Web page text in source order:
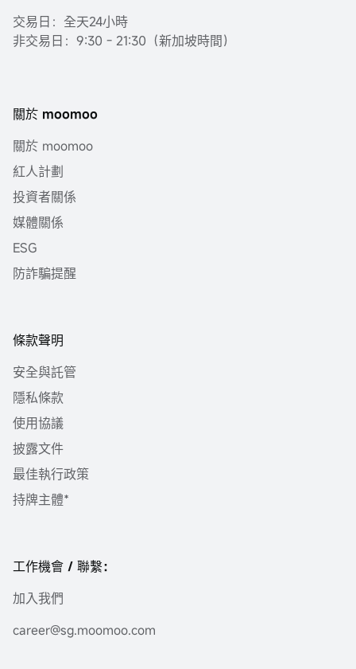
交易日：全天24小時
非交易日：9:30 - 21:30（新加坡時間）
關於 moomoo
關於 moomoo
紅人計劃
投資者關係
媒體關係
ESG
防詐騙提醒
條款聲明
安全與託管
隱私條款
使用協議
披露文件
最佳執行政策
持牌主體*
工作機會 / 聯繫：
加入我們
career@sg.moomoo.com